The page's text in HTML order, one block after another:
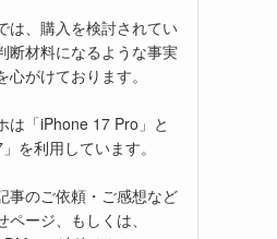
は、購入を検討されてい
断材料になるような事実
がけております。
は「iPhone 17 Pro」と
を利用しています。
事のご依頼・ご感想など
ージ、もしくは、